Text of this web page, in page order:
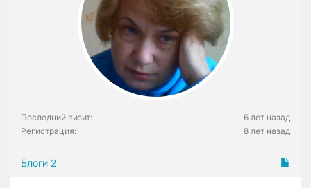
Последний визит:
6 лет назад
Регистрация:
8 лет назад
Блоги 2